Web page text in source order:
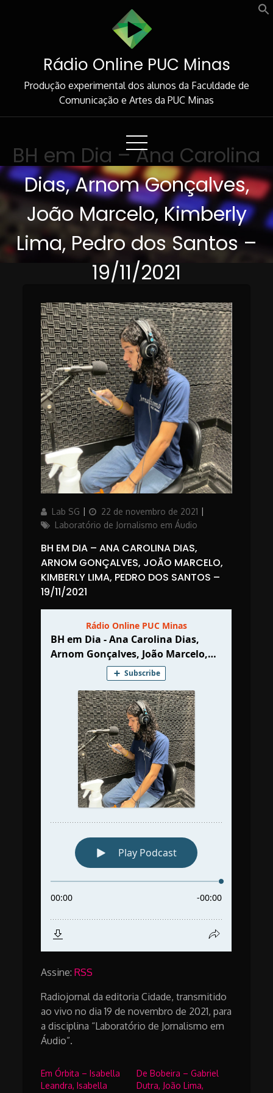
Rádio Online PUC Minas
Produção experimental dos alunos da Faculdade de
Comunicação e Artes da PUC Minas
BH em Dia – Ana Carolina
Dias, Arnom Gonçalves,
João Marcelo, Kimberly
Lima, Pedro dos Santos –
19/11/2021
AuthorLab SG
Updated
on
22 de novembro de 2021
Laboratório de Jornalismo em Áudio
BH EM DIA – ANA CAROLINA DIAS,
ARNOM GONÇALVES, JOÃO MARCELO,
KIMBERLY LIMA, PEDRO DOS SANTOS –
19/11/2021
Assine:RSS
Radiojornal da editoria Cidade, transmitido
ao vivo no dia 19 de novembro de 2021, para
a disciplina “Laboratório de Jornalismo em
Áudio”.
Em Órbita – Isabella
Leandra, Isabella
De Bobeira – Gabriel
Dutra, João Lima,